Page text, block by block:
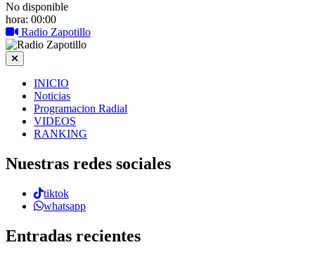
No disponible
hora: 00:00
Radio Zapotillo
INICIO
Noticias
Programacion Radial
VIDEOS
RANKING
Nuestras redes sociales
tiktok
whatsapp
Entradas recientes